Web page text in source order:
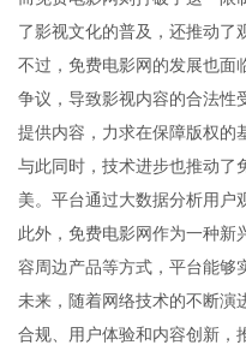
了影视文化的普及，还推动了
不过，免费电影网的发展也面
争议，导致影视内容的合法性
提供内容，力求在保障版权的
与此同时，技术进步也推动了
美。平台通过大数据分析用户
此外，免费电影网作为一种新
容周边产品等方式，平台能够
未来，随着网络技术的不断演
合规、用户体验和内容创新，